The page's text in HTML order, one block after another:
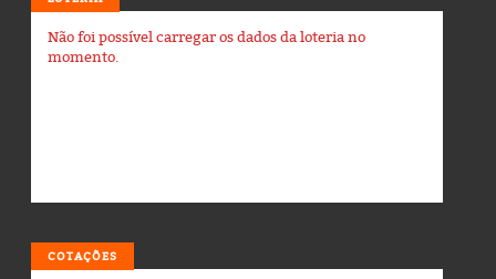
Não foi possível carregar os dados da loteria no
momento.
COTAÇÕES